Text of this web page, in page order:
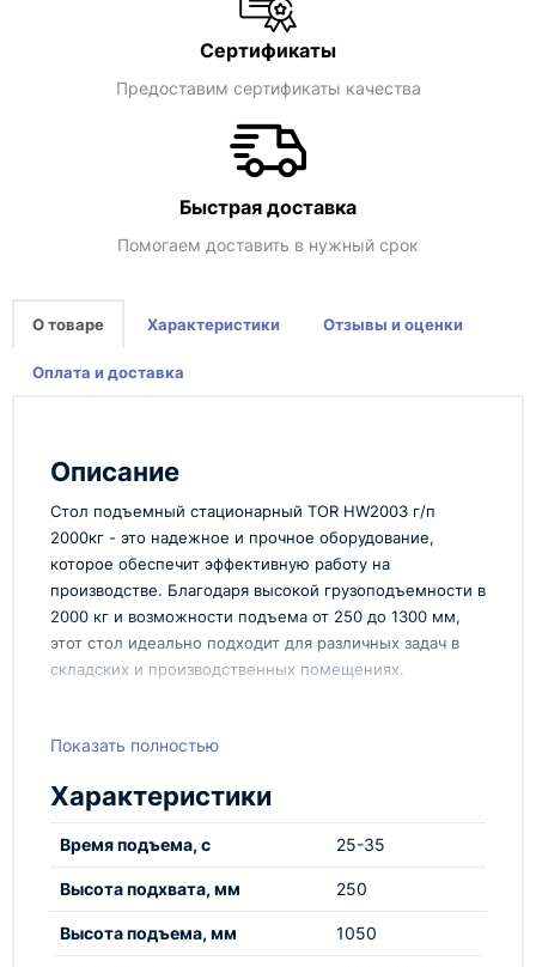
Сертификаты
Предоставим сертификаты качества
Быстрая доставка
Помогаем доставить в нужный срок
О товаре Характеристики Отзывы и оценки
Оплата и доставка
Описание
Стол подъемный стационарный TOR HW2003 г/п
2000кг - это надежное и прочное оборудование,
которое обеспечит эффективную работу на
производстве. Благодаря высокой грузоподъемности в
2000 кг и возможности подъема от 250 до 1300 мм,
этот стол идеально подходит для различных задач в
складских и производственных помещениях.
Диапазон подъема от 250 до 1300 мм
Надежная конструкция для длительного
использования
Стол подъемный стационарный TOR HW2003 г/п
2000кг представлен в ассортименте компании
Технопром, специализирующейся на поставке
Показать полностью
Характеристики
Время подъема, с 25-35
Высота подхвата, мм 250
Высота подъема, мм 1050